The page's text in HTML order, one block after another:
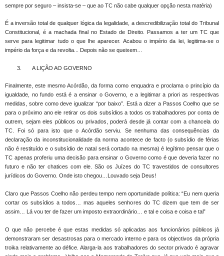
sempre por seguro – insista-se – que ao TC não cabe qualquer opção nesta matéria)
É a inversão total de qualquer lógica da legalidade, a descredibilização total do Tribunal
Constitucional, é a machada final no Estado de Direito. Passamos a ter um TC que
serve para legitimar tudo o que lhe aparecer. Acabou o império da lei, legitima-se o
império da força e da revolta... Depois não se queixem…
3. A LIÇÃO AO GOVERNO
Finalmente, este mesmo Acórdão, da forma como enquadra e proclama o princípio da
igualdade, no fundo está é a ensinar o Governo, e a legitimar a priori as respectivas
medidas, sobre como deve igualizar “por baixo”. Está a dizer a Passos Coelho que se
para o próximo ano ele retirar os dois subsídios a todos os trabalhadores por conta de
outrem, sejam eles públicos ou privados, poderá desde já contar com a chancela do
TC. Foi só para isto que o Acórdão serviu. Se nenhuma das consequências da
declaração da inconstitucionalidade da norma acontece de facto (o subsídio de férias
não é restituído e o subsídio de natal será cortado na mesma) é legítimo pensar que o
TC apenas proferiu uma decisão para ensinar o Governo como é que deveria fazer no
futuro e não ter chatices com ele. São os Juízes do TC travestidos de consultores
jurídicos do Governo. Onde isto chegou…Louvado seja Deus!
Claro que Passos Coelho não perdeu tempo nem oportunidade política: “Eu nem queria
cortar os subsídios a todos… mas aqueles senhores do TC dizem que tem de ser
assim… Lá vou ter de fazer um imposto extraordinário… e tal e coisa e coisa e tal”
O que não percebe é que estas medidas só aplicadas aos funcionários públicos já
demonstraram ser desastrosas para o mercado interno e para os objectivos da própria
troika relativamente ao défice. Alarga-la aos trabalhadores do sector privado é agravar